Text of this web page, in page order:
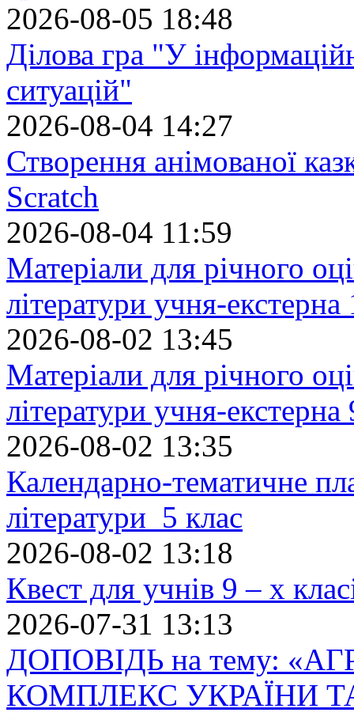
2026-08-05 18:48
Ділова гра "У
ситуацій"
2026-08-04 14:27
Створення анімованої
Scratch
2026-08-04 11:59
Матеріали для річного
літератури учня-екстерна
2026-08-02 13:45
Матеріали для річного
літератури учня-екстерна
2026-08-02 13:35
Календарно-тематичне
літератури 5 клас
2026-08-02 13:18
Квест для учнів 9 – х
2026-07-31 13:13
ДОПОВІДЬ на тему:
КОМПЛЕКС УКРАЇНИ